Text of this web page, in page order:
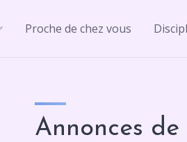
Proche de chez vous
Annonces